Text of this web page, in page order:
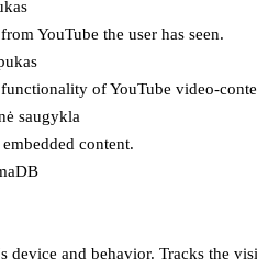
YouTube the user has seen.
of YouTube video-
saugykla
content.
and behavior. Tracks the